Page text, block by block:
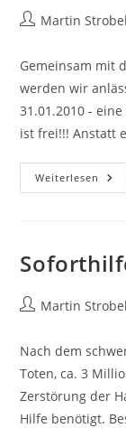
Beitrags-
Martin Strobel
Gemeinsam mit
werden wir
31.01.2010 -
ist frei!!! Anstatt
Weiterlesen
For
Haiti
Beitrags-
Martin Strobel
Nach dem
Toten, ca. 3
Zerstörung der
Hilfe benötigt.